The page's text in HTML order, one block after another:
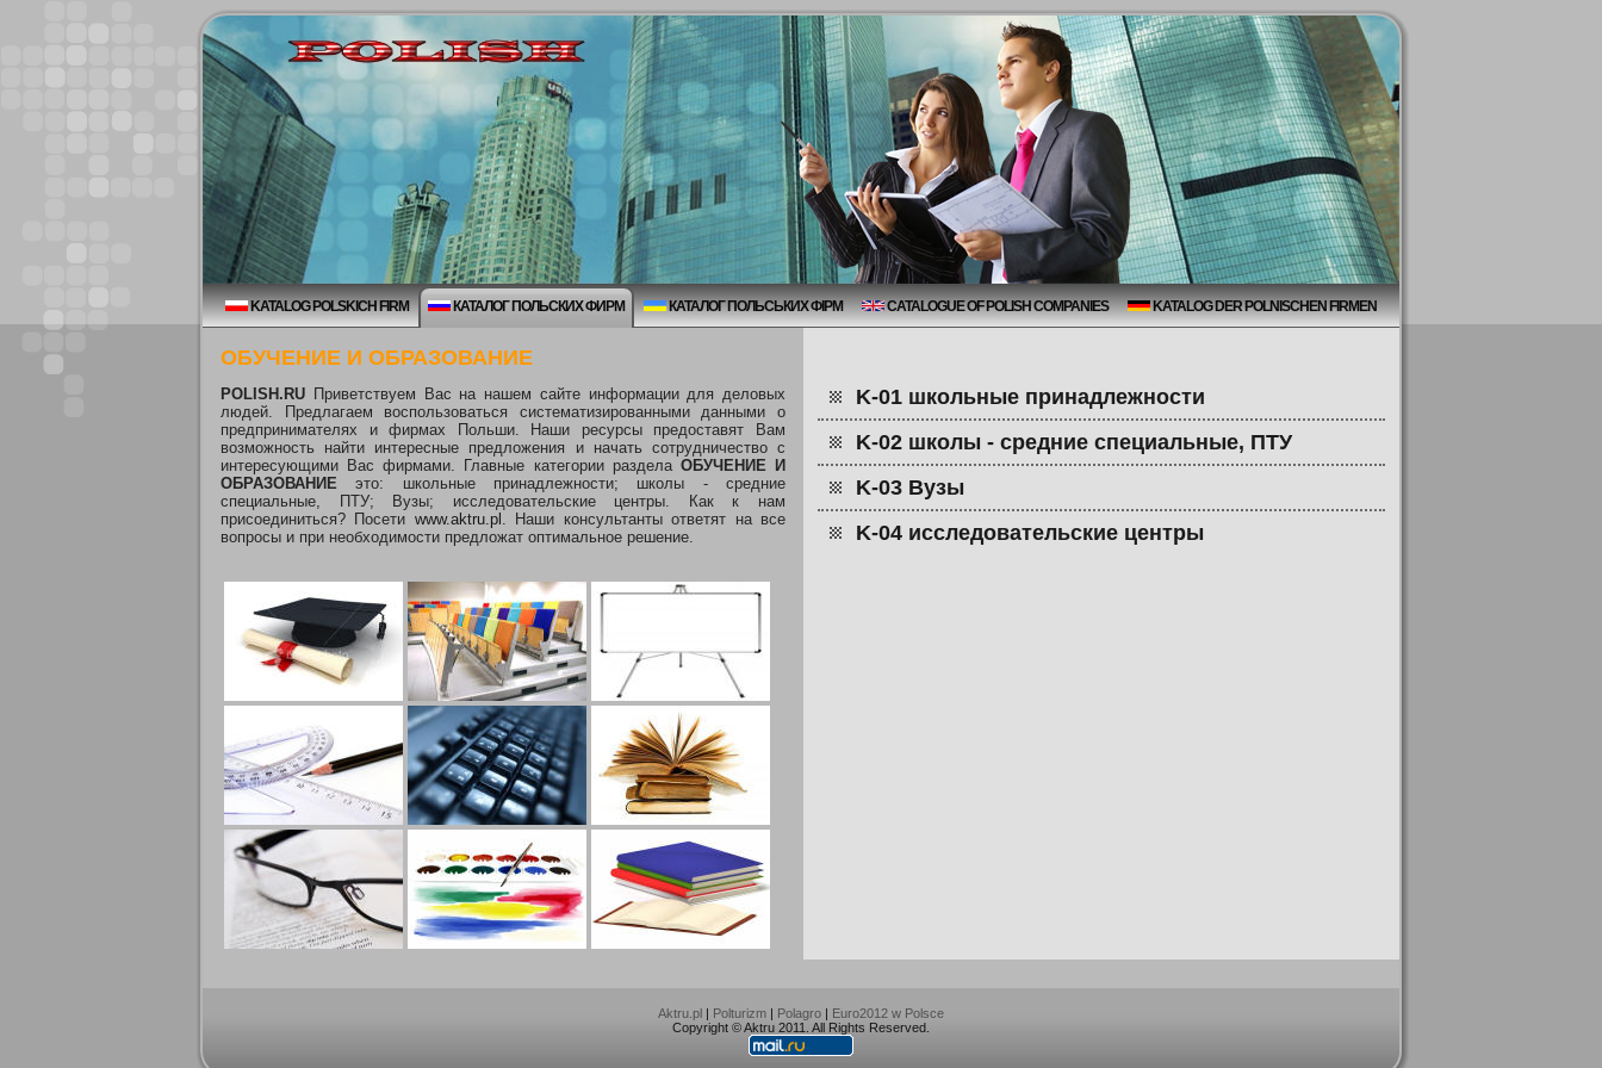
KATALOG POLSKICH FIRM КАТАЛОГ ПОЛЬСКИХ ФИРМ КАТАЛОГ ПОЛЬСЬКИХ ФІРМ CATALOGUE OF POLISH COMPANIES KATALOG DER POLNISCHEN FIRMEN
ОБУЧЕНИЕ И ОБРАЗОВАНИЕ
POLISH.RU Приветствуем Вас на нашем сайте информации для деловых
людей. Предлагаем воспользоваться систематизированными данными о
предпринимателях и фирмах Польши. Наши ресурсы предоставят Вам
возможность найти интересные предложения и начать сотрудничество с
интересующими Вас фирмами. Главные категории раздела ОБУЧЕНИЕ И
ОБРАЗОВАНИЕ это: школьные принадлежности; школы - средние
специальные, ПТУ; Вузы; исследовательские центры. Как к нам
присоединиться? Посети www.aktru.pl . Наши консультанты ответят на все
вопросы и при необходимости предложат оптимальное решение.
K-01 школьные принадлежности
K-02 школы - средние специальные, ПТУ
K-03 Вузы
K-04 исследовательские центры
Aktru.pl | Polturizm | Polagro | Euro2012 w Polsce
Copyright © Aktru 2011. All Rights Reserved.